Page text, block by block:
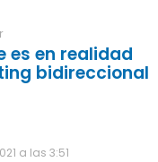
es en realidad
bidireccional
a las 3:51